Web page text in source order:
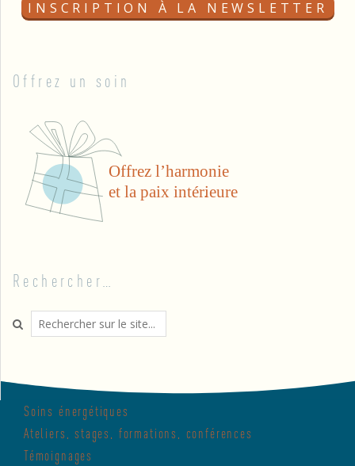
Offrez un soin
Rechercher…
Search
Soins énergétiques
Ateliers, stages, formations, conférences
Témoignages